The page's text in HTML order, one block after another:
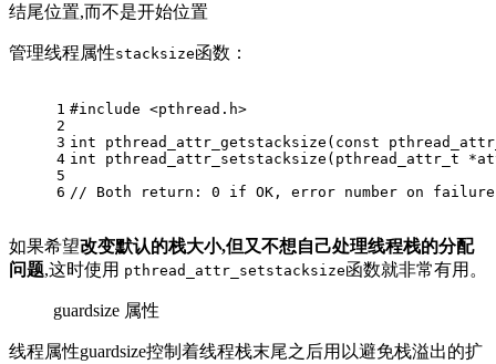
结尾位置,而不是开始位置
管理线程属性stacksize函数：
1
2
3
4
5
6
#include <pthread.h>
int
pthread_attr_getstacksize ( const
int
pthread_attr_setstacksize ( pthread_attr_t
// Both return: 0 if OK, error number on failure
如果希望改变默认的栈大小,但又不想自己处理线程栈的分配
问题,这时使用 pthread_attr_setstacksize函数就非常有用。
guardsize 属性
线程属性guardsize控制着线程栈末尾之后用以避免栈溢出的扩